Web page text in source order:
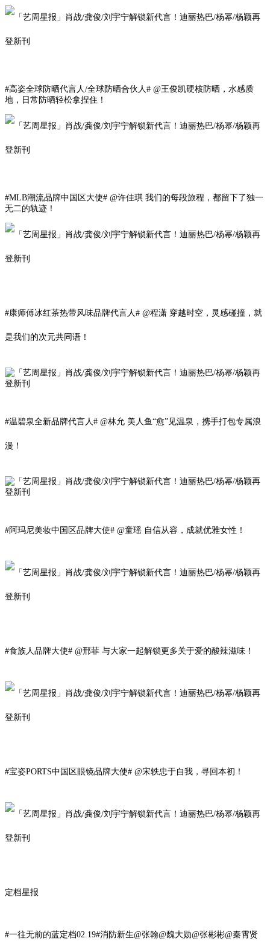
#高姿全球防晒代言人/全球防晒合伙人# @王俊凯硬核防晒，水感质
地，日常防晒轻松拿捏住！
#MLB潮流品牌中国区大使# @许佳琪 我们的每段旅程，都留下了独一
无二的轨迹！
#康师傅冰红茶热带风味品牌代言人# @程潇 穿越时空，灵感碰撞，就
是我们的次元共同语！
#温碧泉全新品牌代言人# @林允 美人鱼“愈”见温泉，携手打包专属浪
漫！
#阿玛尼美妆中国区品牌大使# @童瑶 自信从容，成就优雅女性！
#食族人品牌大使# @邢菲 与大家一起解锁更多关于爱的酸辣滋味！
#宝姿PORTS中国区眼镜品牌大使# @宋轶忠于自我，寻回本初 ！
定档星报
#一往无前的蓝定档02.19#消防新生@张翰@魏大勋@张彬彬@秦霄贤